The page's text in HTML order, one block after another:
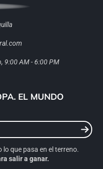
9:00 AM - 6:00 PM
EL MUNDO
lo que pasa en el terreno.
salir a ganar.